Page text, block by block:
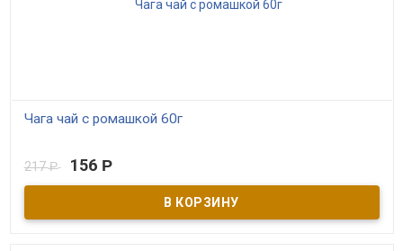
Чага чай с ромашкой 60г
отличная альтернатива чаю, кофе и другим привычным напиткам,
которые каждый человек употребляет на протяжении дня. Это
насыщенного вкуса
217Р 156 Р